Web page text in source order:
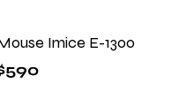
Imice E-1300
590